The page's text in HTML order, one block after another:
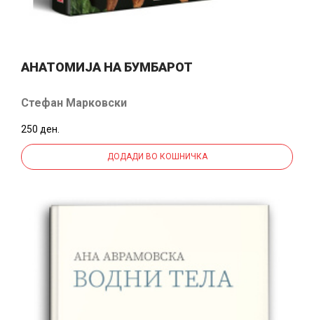
АНАТОМИЈА НА БУМБАРОТ
Стефан Марковски
250 ден.
ДОДАДИ ВО КОШНИЧКА